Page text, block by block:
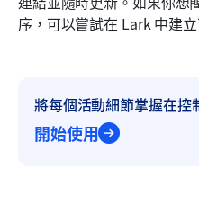
序，可以嘗試在 Lark 中建
將每個活動細節掌握在控
開始使用